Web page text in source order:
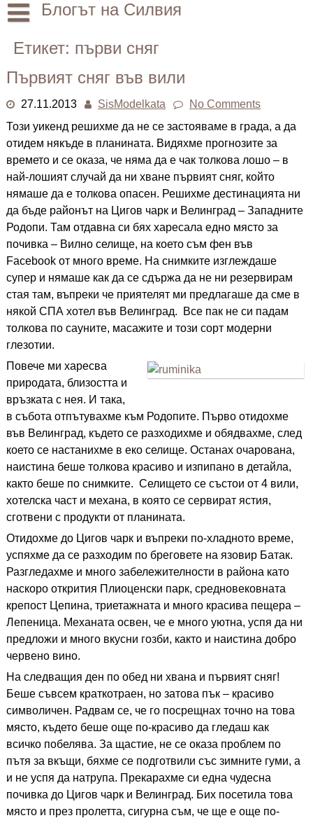
Skip
to
Блогът на Силвия
Етикет: първи сняг
Първият сняг във вили
27.11.2013 SisModelkata
No Comments
Този уикенд решихме да не се застояваме в града, а да
отидем някъде в планината. Видяхме прогнозите за
времето и се оказа, че няма да е чак толкова лошо – в
най-лошият случай да ни хване първият сняг, който
нямаше да е толкова опасен. Решихме дестинацията ни
да бъде районът на Цигов чарк и Велинград – Западните
Родопи. Там отдавна си бях харесала едно място за
почивка – Вилно селище, на което съм фен във
Facebook от много време. На снимките изглеждаше
супер и нямаше как да се сдържа да не ни резервирам
стая там, въпреки че приятелят ми предлагаше да сме в
някой СПА хотел във Велинград. Все пак не си падам
толкова по сауните, масажите и този сорт модерни
глезотии.
Повече ми харесва
природата, близостта и
връзката с нея. И така,
в събота отпътувахме към Родопите. Първо отидохме
във Велинград, където се разходихме и обядвахме, след
което се настанихме в еко селище. Останах очарована,
наистина беше толкова красиво и изпипано в детайла,
както беше по снимките. Селището се състои от 4 вили,
хотелска част и механа, в която се сервират ястия,
сготвени с продукти от планината.
Отидохме до Цигов чарк и въпреки по-хладното време,
успяхме да се разходим по бреговете на язовир Батак.
Разгледахме и много забележителности в района като
наскоро открития Плиоценски парк, средновековната
крепост Цепина, триетажната и много красива пещера –
Лепеница. Механата освен, че е много уютна, успя да ни
предложи и много вкусни гозби, както и наистина добро
червено вино.
На следващия ден по обед ни хвана и първият сняг!
Беше съвсем краткотраен, но затова пък – красиво
символичен. Радвам се, че го посрещнах точно на това
място, където беше още по-красиво да гледаш как
всичко побелява. За щастие, не се оказа проблем по
пътя за вкъщи, бяхме се подготвили със зимните гуми, а
и не успя да натрупа. Прекарахме си една чудесна
почивка до Цигов чарк и Велинград. Бих посетила това
място и през пролетта, сигурна съм, че ще е още по-